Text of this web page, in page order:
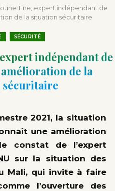
Tine, expert indépendant de
de la situation sécuritaire
SÉCURITÉ
indépendant de
amélioration de la
2021, la situation
une amélioration
constat de l’expert
sur la situation des
Mali, qui invite à faire
l’ouverture des